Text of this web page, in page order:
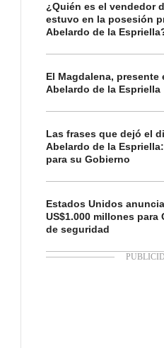
¿Quién es el vendedor
estuvo en la posesión
Abelardo de la
El Magdalena,
Abelardo de la Espriella
Las frases que dejó el
Abelardo de la
para su Gobierno
Estados Unidos
US$1.000 millones para
de seguridad